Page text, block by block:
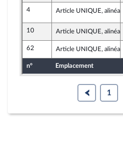
4 Article UNIQUE, alinéa 7
10 Article UNIQUE, alinéa 7
62 Article UNIQUE, alinéa 7
n° Emplacement
1